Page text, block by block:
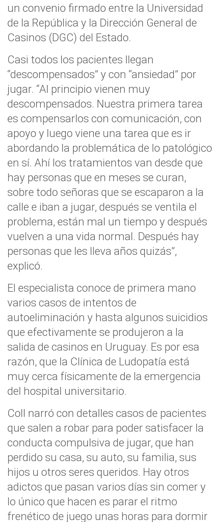
un convenio firmado entre la Universidad
de la República y la Dirección General de
Casinos (DGC) del Estado.
Casi todos los pacientes llegan
“descompensados” y con “ansiedad” por
jugar. “Al principio vienen muy
descompensados. Nuestra primera tarea
es compensarlos con comunicación, con
apoyo y luego viene una tarea que es ir
abordando la problemática de lo patológico
en sí. Ahí los tratamientos van desde que
hay personas que en meses se curan,
sobre todo señoras que se escaparon a la
calle e iban a jugar, después se ventila el
problema, están mal un tiempo y después
vuelven a una vida normal. Después hay
personas que les lleva años quizás”,
explicó.
El especialista conoce de primera mano
varios casos de intentos de
autoeliminación y hasta algunos suicidios
que efectivamente se produjeron a la
salida de casinos en Uruguay. Es por esa
razón, que la Clínica de Ludopatía está
muy cerca físicamente de la emergencia
del hospital universitario.
Coll narró con detalles casos de pacientes
que salen a robar para poder satisfacer la
conducta compulsiva de jugar, que han
perdido su casa, su auto, su familia, sus
hijos u otros seres queridos. Hay otros
adictos que pasan varios días sin comer y
lo único que hacen es parar el ritmo
frenético de juego unas horas para dormir